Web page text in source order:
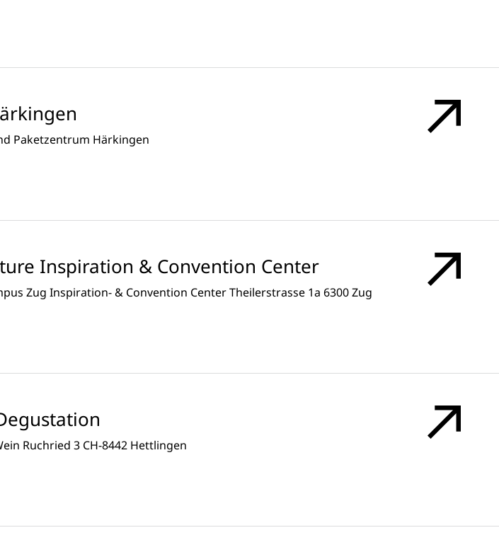
Paketzentrum Härkingen
Inspiration & Convention Center
Zug Inspiration- & Convention Center Theilerstrasse 1a 6300 Zug
Ruchried 3 CH-8442 Hettlingen